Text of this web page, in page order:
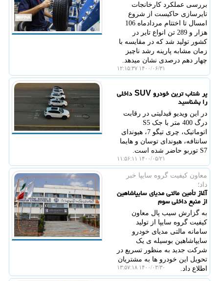
بررسی عملکرد کارخانجات
تایرسازی حاکیست از شروع
امسال تا اختتام مردادماه 106
هزار و 289 تن انواع تایر در
کشور تولید شد که در مقایسه با
زمان مشابه پارینه رشد ناچیز
چهار دهم درصدی نشان میدهد.
۱۴۰۰/۰۶/۳۱ ۱۲:۱۵:۳۷
پر شتاب ترین خودرو SUV داخلی
را بشناسید
در این ویدیو فیدلیتی در رقابت
درگ 400 متر با جک S5
اتوماتیک، چری تیگو 7، هیوندای
سانتافه، هیوندای توسان و هایما
S7 توربو حاضر شده است.
۱۴۰۰/۰۵/۲۱ ۱۱:۵۶:۱۱
معاون كیفیت گروه سایپا خبر
داد؛
آغاز تأمین مالتی مدیای سایپاشاهین
از منبع داخلی سوم
به گزارش سیب پال معاون
کیفیت گروه سایپا از تولید
سامانه مالتی مدیای خودرو
سایپاشاهین بوسیله ی یک
شرکت جدید به منظور تسریع در
تحویل این خودرو ها به مشتریان
اطلاع داد.
۱۴۰۰/۰۳/۳۰ ۱۳:۵۷:۱۸